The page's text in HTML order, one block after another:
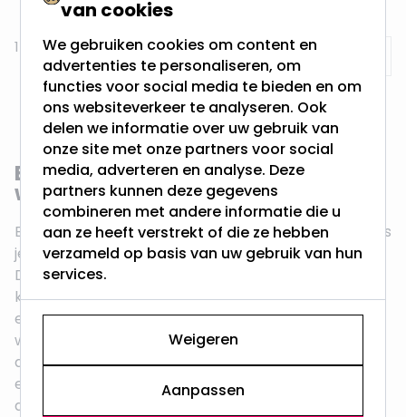
17 producten Toon
Bronzen en koperen inbouwspots:
warm, karaktervol en authentiek
Een bronzen inbouwspot of koperen inbouwspot kies
je niet voor subtiliteit — je kiest hem voor karakter.
De warme, roodachtige metaaltoon van brons en
koper is dieper en donkerder dan goud of messing,
en combineert van nature met materialen die
warmte uitstralen: hout, leer, riet, terracotta en
aardetinten. In een wit of lichtgrijs plafond creëert
een bronzen spot een opvallend maar sfeervol
accent.
van cookies
We gebruiken cookies om content en
advertenties te personaliseren, om
functies voor social media te bieden en om
ons websiteverkeer te analyseren. Ook
delen we informatie over uw gebruik van
onze site met onze partners voor social
media, adverteren en analyse. Deze
partners kunnen deze gegevens
combineren met andere informatie die u
aan ze heeft verstrekt of die ze hebben
verzameld op basis van uw gebruik van hun
services.
Weigeren
Aanpassen